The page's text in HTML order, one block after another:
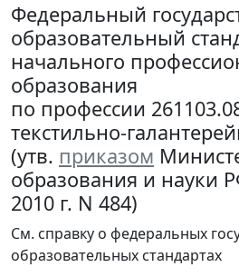
Федеральный
образовательный
начального
образования
по профессии
текстильно-
(утв. приказом
образования и науки
2010 г. N 484)
См. справку о федеральных
образовательных стандартах